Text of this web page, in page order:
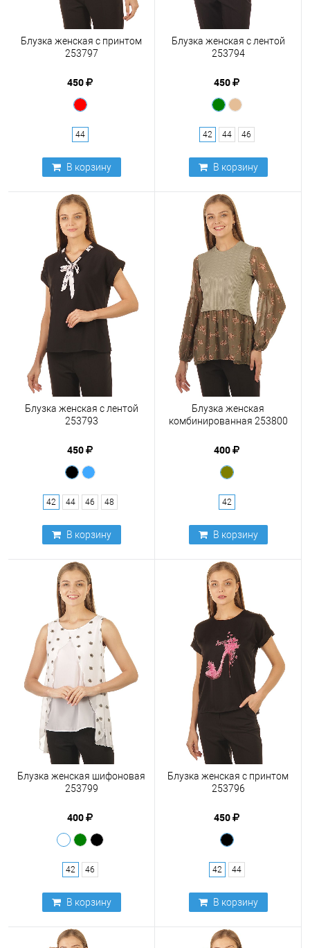
Блузка женская с принтом
253797
450
44
В корзину
Блузка женская с лентой
253794
450
42 44 46
В корзину
Блузка женская с лентой
253793
450
42 44 46 48
В корзину
Блузка женская
комбинированная 253800
400
42
В корзину
Блузка женская шифоновая
253799
400
42 46
В корзину
Блузка женская с принтом
253796
450
42 44
В корзину